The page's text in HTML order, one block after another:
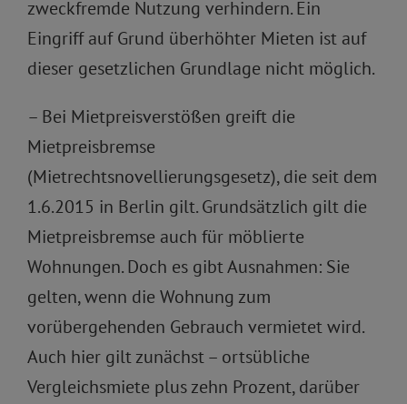
zweckfremde Nutzung verhindern. Ein
Eingriff auf Grund überhöhter Mieten ist auf
dieser gesetzlichen Grundlage nicht möglich.
– Bei Mietpreisverstößen greift die
Mietpreisbremse
(Mietrechtsnovellierungsgesetz), die seit dem
1.6.2015 in Berlin gilt. Grundsätzlich gilt die
Mietpreisbremse auch für möblierte
Wohnungen. Doch es gibt Ausnahmen: Sie
gelten, wenn die Wohnung zum
vorübergehenden Gebrauch vermietet wird.
Auch hier gilt zunächst – ortsübliche
Vergleichsmiete plus zehn Prozent, darüber